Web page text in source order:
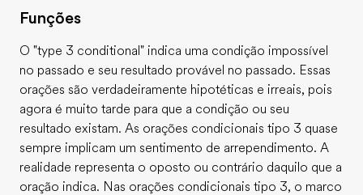
Funções
O "type 3 conditional" indica uma condição impossível
no passado e seu resultado provável no passado. Essas
orações são verdadeiramente hipotéticas e irreais, pois
agora é muito tarde para que a condição ou seu
resultado existam. As orações condicionais tipo 3 quase
sempre implicam um sentimento de arrependimento. A
realidade representa o oposto ou contrário daquilo que a
oração indica. Nas orações condicionais tipo 3, o marco